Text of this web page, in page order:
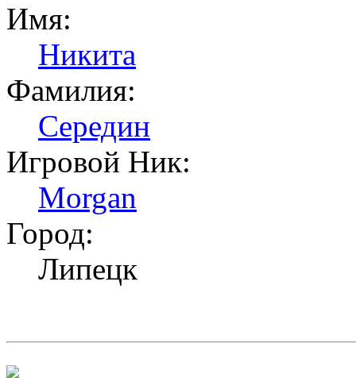
Имя:
Никита
Фамилия:
Середин
Игровой Ник:
Morgan
Город:
Липецк